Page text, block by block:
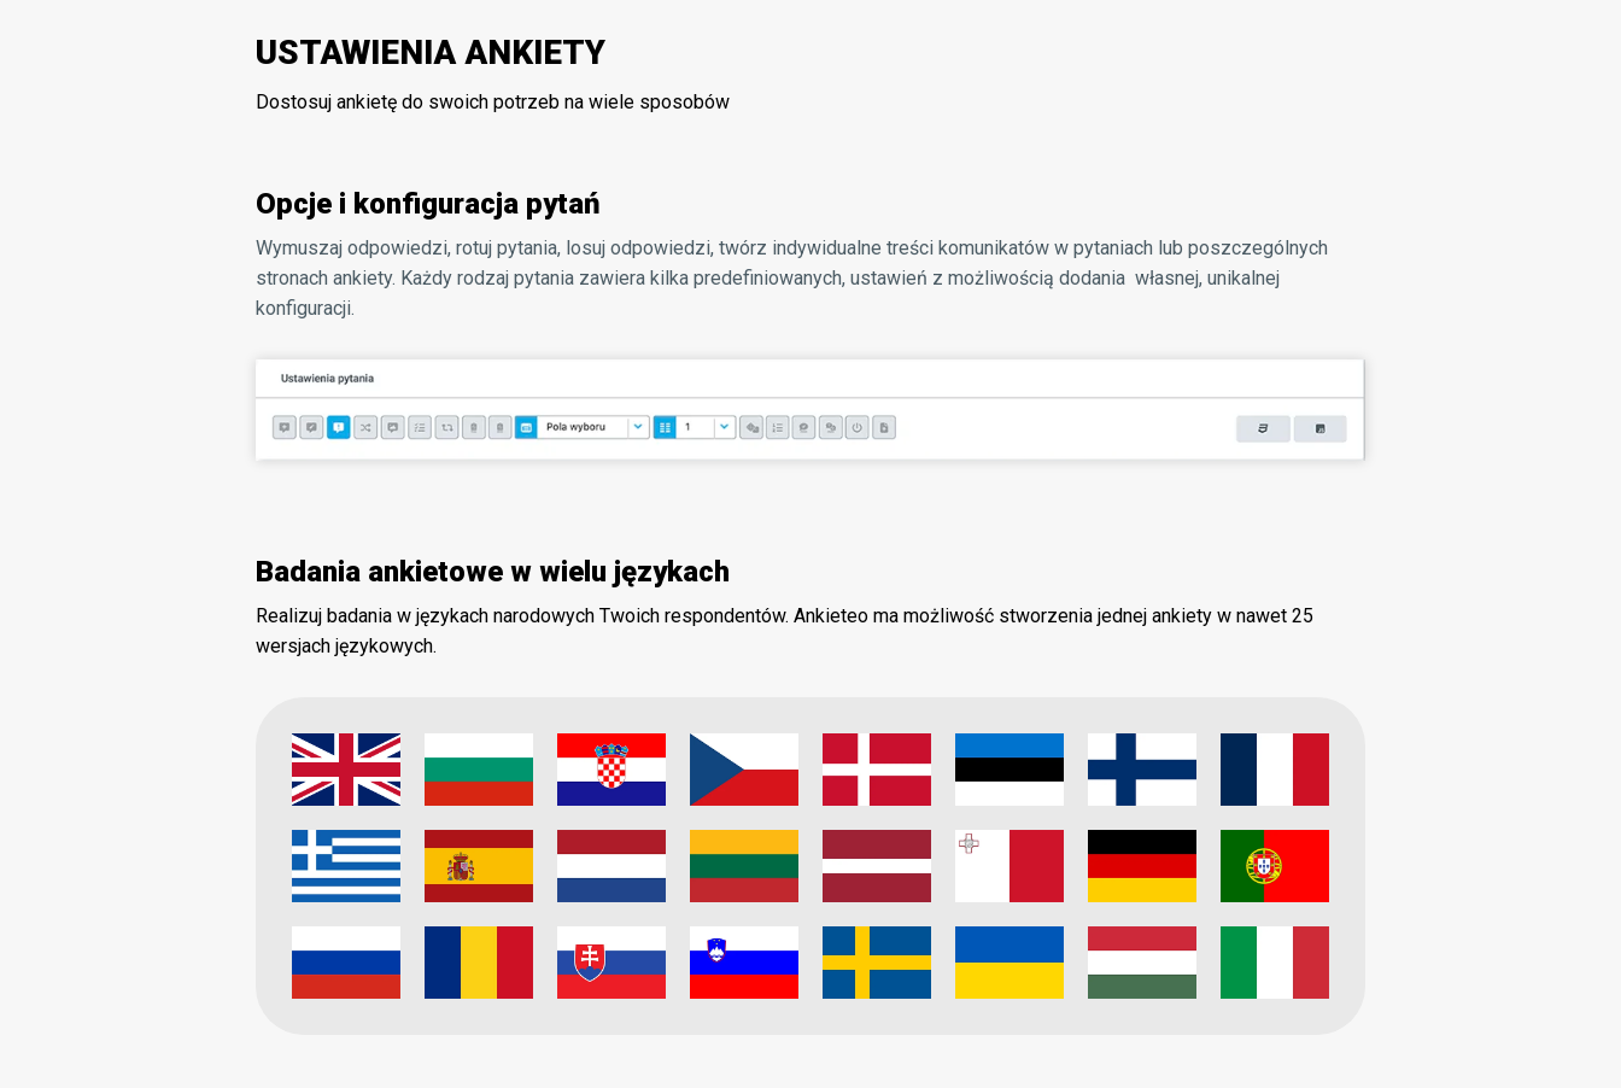
USTAWIENIA ANKIETY
Dostosuj ankietę do swoich potrzeb na wiele sposobów
Opcje i konfiguracja pytań
Wymuszaj odpowiedzi, rotuj pytania, losuj odpowiedzi, twórz indywidualne treści komunikatów w pytaniach lub poszczególnych
stronach ankiety. Każdy rodzaj pytania zawiera kilka predefiniowanych, ustawień z możliwością dodania własnej, unikalnej
konfiguracji.
Badania ankietowe w wielu językach
Realizuj badania w językach narodowych Twoich respondentów. Ankieteo ma możliwość stworzenia jednej ankiety w nawet 25
wersjach językowych.